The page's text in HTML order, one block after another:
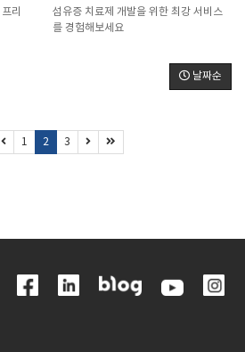
리
섬유증 치료제 개발을 위한 최강 서비스
를 경험해보세요
날짜순
1 2 3